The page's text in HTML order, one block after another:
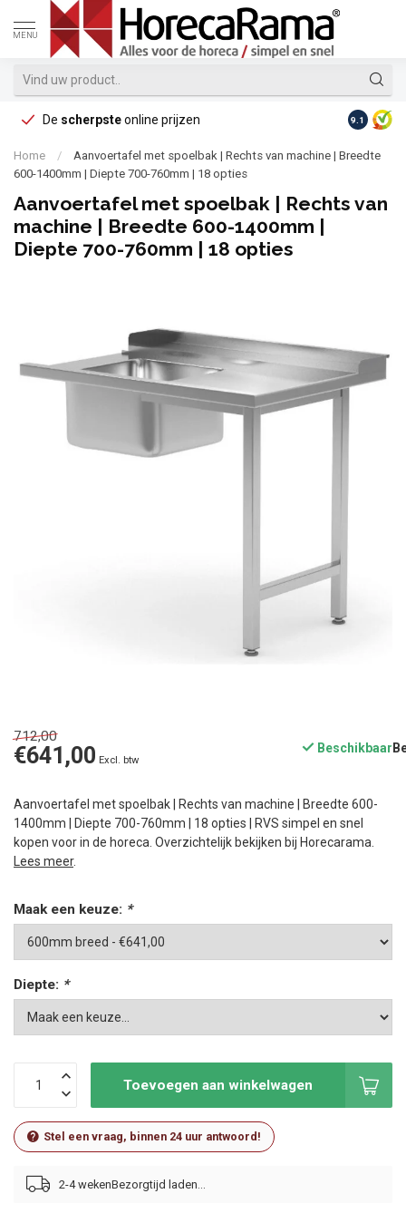
MENU
De scherpsteonline prijzen Op
9.1
Home /
Aanvoertafel met spoelbak | Rechts van machine | Breedte
600-1400mm | Diepte 700-760mm | 18 opties
Aanvoertafel met spoelbak | Rechts van
machine | Breedte 600-1400mm |
Diepte 700-760mm | 18 opties
712,00
€641,00 Excl. btw
Beschikbaar
Aanvoertafel met spoelbak | Rechts van machine | Breedte 600-
1400mm | Diepte 700-760mm | 18 opties | RVS simpel en snel
kopen voor in de horeca. Overzichtelijk bekijken bij Horecarama.
Lees meer.
Maak een keuze: *
Diepte: *
Toevoegen aan winkelwagen
Stel een vraag, binnen 24 uur antwoord!
2-4 weken